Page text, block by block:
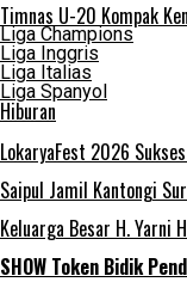
Timnas U-20 Kompak
Liga Champions
Liga Inggris
Liga Italias
Liga Spanyol
Hiburan
LokaryaFest 2026
Saipul Jamil Kantongi
Keluarga Besar H. Yarni
SHOW Token Bidik